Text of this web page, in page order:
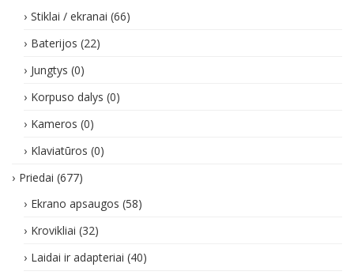
Stiklai / ekranai (66)
Baterijos (22)
Jungtys (0)
Korpuso dalys (0)
Kameros (0)
Klaviatūros (0)
Priedai (677)
Ekrano apsaugos (58)
Krovikliai (32)
Laidai ir adapteriai (40)